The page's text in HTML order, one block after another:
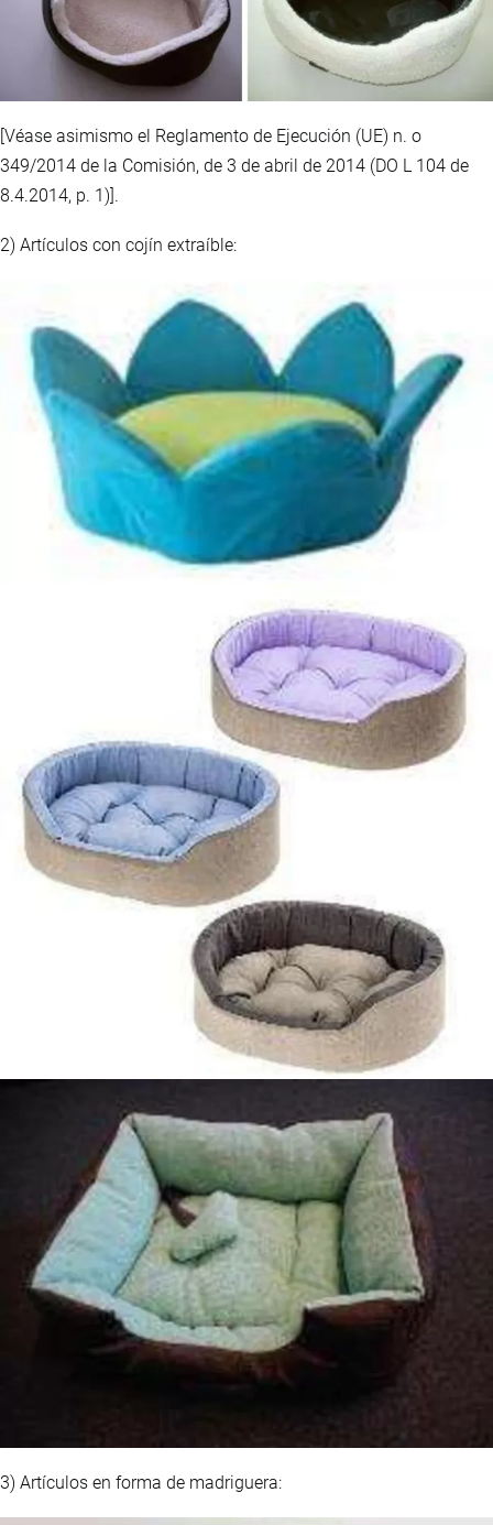
[Véase asimismo el Reglamento de Ejecución (UE) n. o
349/2014 de la Comisión, de 3 de abril de 2014 (DO L 104 de
8.4.2014, p. 1)].
2) Artículos con cojín extraíble:
3) Artículos en forma de madriguera: